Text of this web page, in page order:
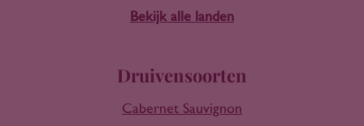
Bekijk alle landen
Druivensoorten
Cabernet Sauvignon